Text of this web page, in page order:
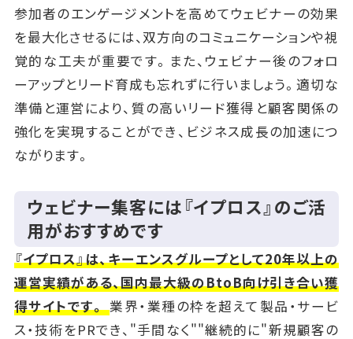
参加者のエンゲージメントを高めてウェビナーの効果
を最大化させるには、双方向のコミュニケーションや視
覚的な工夫が重要です。また、ウェビナー後のフォロ
ーアップとリード育成も忘れずに行いましょう。適切な
準備と運営により、質の高いリード獲得と顧客関係の
強化を実現することができ、ビジネス成長の加速につ
ながります。
ウェビナー集客には『イプロス』のご活
用がおすすめです
『イプロス』は、キーエンスグループとして20年以上の
運営実績がある、国内最大級のBtoB向け引き合い獲
得サイトです。業界・業種の枠を超えて製品・サービ
ス・技術をPRでき、"手間なく""継続的に"新規顧客の